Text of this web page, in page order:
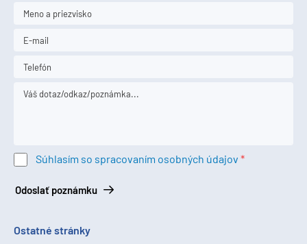
Súhlasím so spracovaním osobných údajov
Odoslať poznámku
Ostatné stránky